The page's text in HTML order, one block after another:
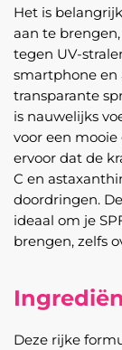
Het is
aan te
tegen UV-
smartphone en
transparante
is nauwelijks
voor een
ervoor dat de
C en
doordringen.
ideaal om je
brengen, zelfs
Deze rijke